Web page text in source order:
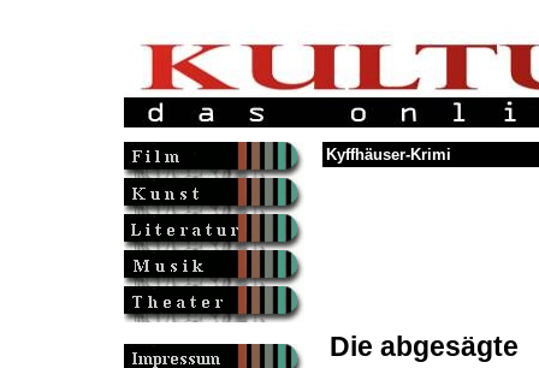
Kyffhäuser-Krimi
Die abgesägte